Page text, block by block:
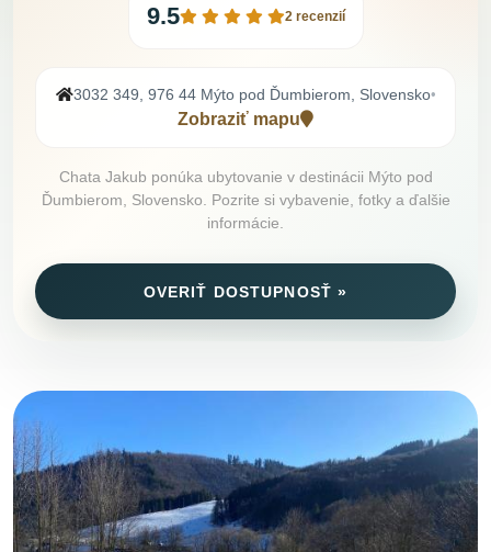
9.5 2 recenzií
3032 349, 976 44 Mýto pod Ďumbierom, Slovensko•
Zobraziť mapu
Chata Jakub ponúka ubytovanie v destinácii Mýto pod
Ďumbierom, Slovensko. Pozrite si vybavenie, fotky a ďalšie
informácie.
OVERIŤ DOSTUPNOSŤ »